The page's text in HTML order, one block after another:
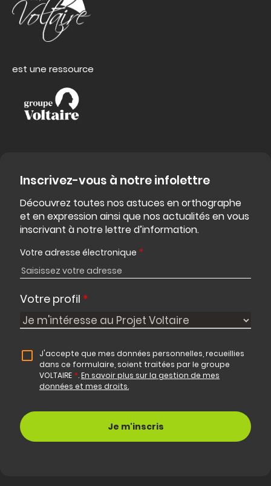
est une ressource
Inscrivez-vous à notre infolettre
Découvrez toutes nos astuces en orthographe
et en expression ainsi que nos actualités en vous
inscrivant à notre lettre d’information.
Votre adresse électronique *
Votre profil *
J'accepte que mes données personnelles, recueillies
dans ce formulaire, soient traitées par le groupe
VOLTAIRE *.En savoir plus sur la gestion de mes
données et mes droits.